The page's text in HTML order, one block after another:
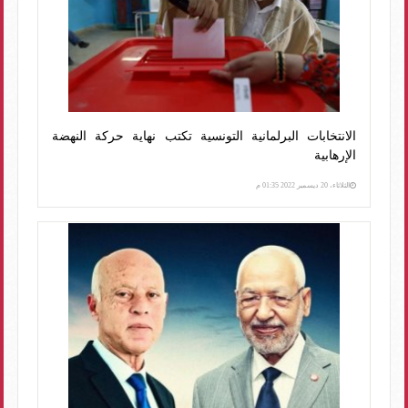
الانتخابات البرلمانية التونسية تكتب نهاية حركة النهضة
الإرهابية
الثلاثاء، 20 ديسمبر 2022 01:35 م